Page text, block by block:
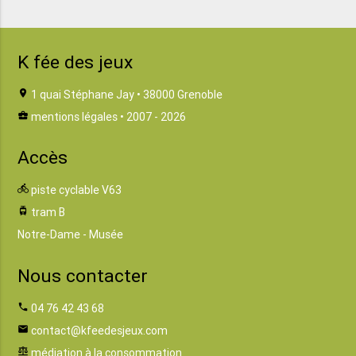
K fée des jeux
location_on 1 quai Stéphane Jay • 38000 Grenoble
business_center mentions légales • 2007 - 2026
Accès
directions_bike piste cyclable V63
tram tram B
Notre-Dame - Musée
Nous contacter
phone 04 76 42 43 68
email contact@kfeedesjeux.com
balance médiation à la consommation